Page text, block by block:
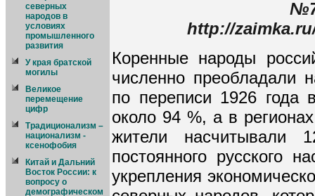
северных
народов в
условиях
промышленного
развития
У края братской
могилы
Великое
перемещение
цифр
Традиционализм –
национализм -
ксенофобия
Китай и Дальний
Восток России: к
вопросу о
демографическом
№7
http://
Коренные народы
численно преобладали
по переписи 1926 года
около 94 %, а в
жители насчитывали
постоянного русского
укрепления